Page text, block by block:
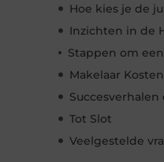
Hoe kies je de
Inzichten in de
Makelaar
Tot Slot
Veelgestelde